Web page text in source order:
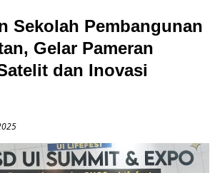
Sekolah Pembangunan
Gelar Pameran
dan Inovasi